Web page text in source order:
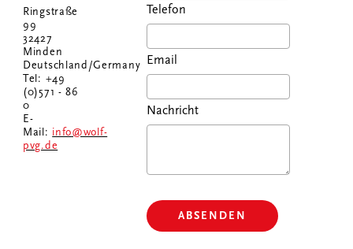
Ringstraße
99
32427
Minden
Deutschland/Germany
Tel: +49
(0)571 - 86
0
E-
Mail: info@wolf-
pvg.de
Telefon
Email
Nachricht
ABSENDEN